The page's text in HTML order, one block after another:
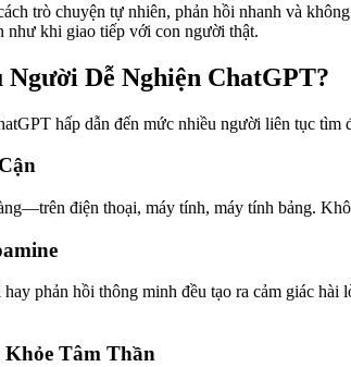
trò chuyện tự nhiên, phản hồi nhanh và
như khi giao tiếp với con người thật.
Người Dễ Nghiện ChatGPT?
hấp dẫn đến mức nhiều người liên tục
điện thoại, máy tính, máy tính bảng.
phản hồi thông minh đều tạo ra cảm giác
Tâm Thần